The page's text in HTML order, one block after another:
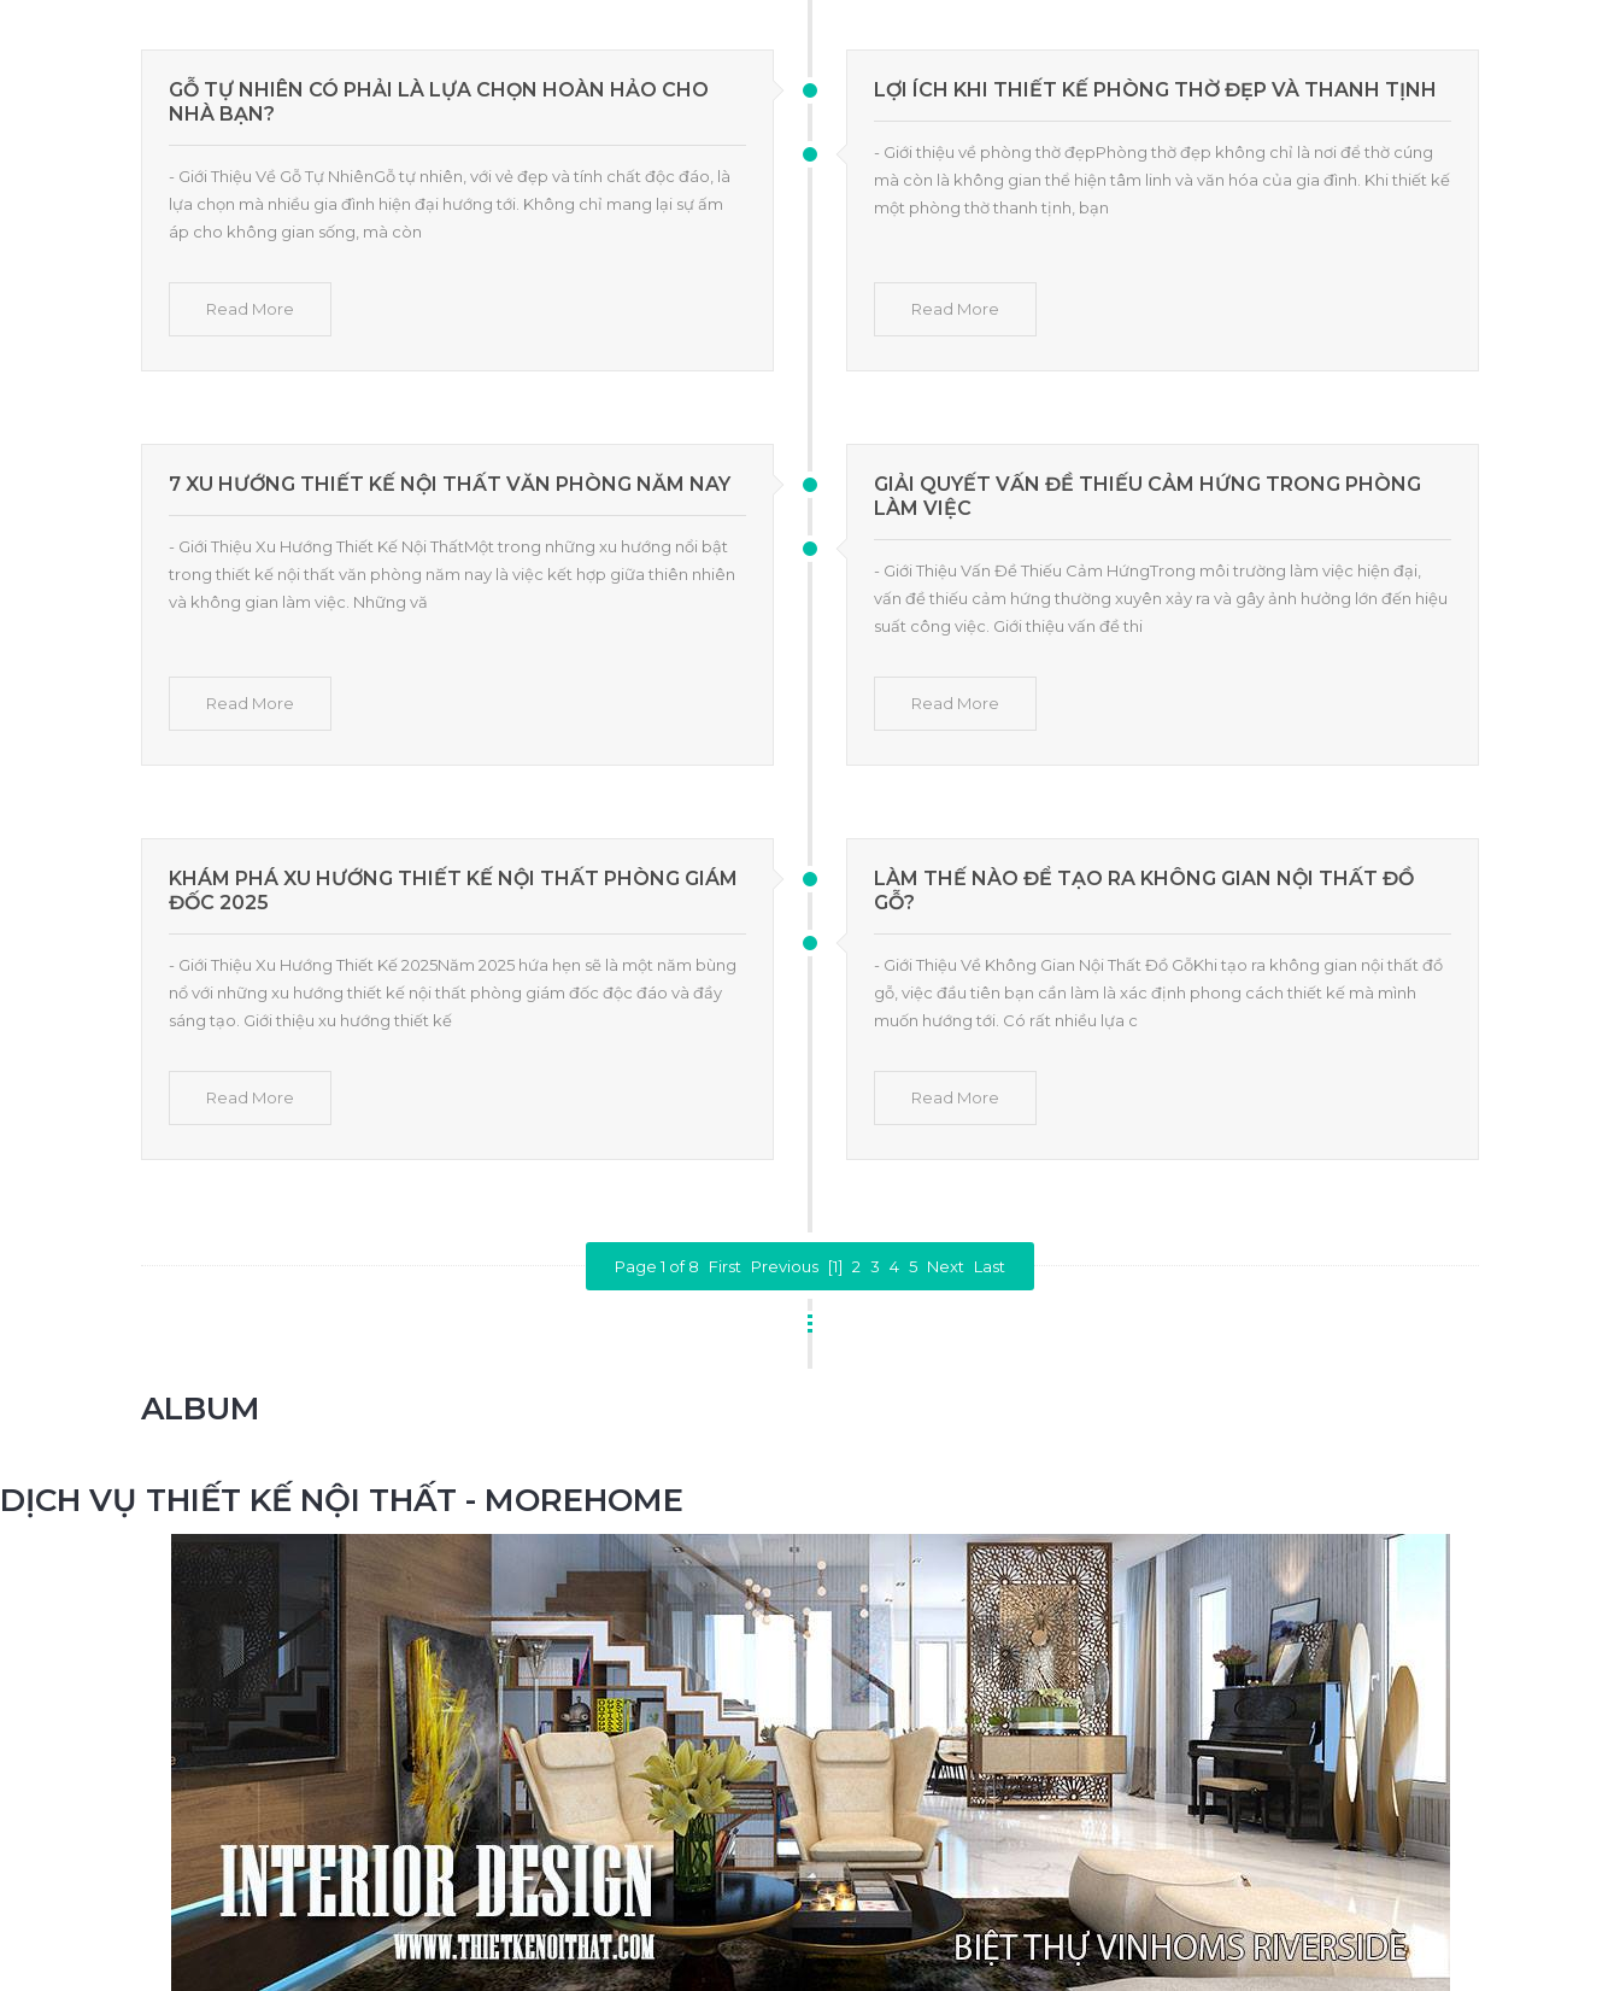
GỖ TỰ NHIÊN CÓ PHẢI LÀ LỰA CHỌN HOÀN HẢO CHO
NHÀ BẠN?
- Giới Thiệu Về Gỗ Tự NhiênGỗ tự nhiên, với vẻ đẹp và tính chất độc đáo, là
lựa chọn mà nhiều gia đình hiện đại hướng tới. Không chỉ mang lại sự ấm
áp cho không gian sống, mà còn
Read More
LỢI ÍCH KHI THIẾT KẾ PHÒNG THỜ ĐẸP VÀ THANH TỊNH
- Giới thiệu về phòng thờ đẹpPhòng thờ đẹp không chỉ là nơi để thờ cúng
mà còn là không gian thể hiện tâm linh và văn hóa của gia đình. Khi thiết kế
một phòng thờ thanh tịnh, bạn
Read More
7 XU HƯỚNG THIẾT KẾ NỘI THẤT VĂN PHÒNG NĂM NAY
- Giới Thiệu Xu Hướng Thiết Kế Nội ThấtMột trong những xu hướng nổi bật
trong thiết kế nội thất văn phòng năm nay là việc kết hợp giữa thiên nhiên
và không gian làm việc. Những vă
Read More
GIẢI QUYẾT VẤN ĐỀ THIẾU CẢM HỨNG TRONG PHÒNG
LÀM VIỆC
- Giới Thiệu Vấn Đề Thiếu Cảm HứngTrong môi trường làm việc hiện đại,
vấn đề thiếu cảm hứng thường xuyên xảy ra và gây ảnh hưởng lớn đến hiệu
suất công việc. Giới thiệu vấn đề thi
Read More
KHÁM PHÁ XU HƯỚNG THIẾT KẾ NỘI THẤT PHÒNG GIÁM
ĐỐC 2025
- Giới Thiệu Xu Hướng Thiết Kế 2025Năm 2025 hứa hẹn sẽ là một năm bùng
nổ với những xu hướng thiết kế nội thất phòng giám đốc độc đáo và đầy
sáng tạo. Giới thiệu xu hướng thiết kế
Read More
LÀM THẾ NÀO ĐỂ TẠO RA KHÔNG GIAN NỘI THẤT ĐỒ
GỖ?
- Giới Thiệu Về Không Gian Nội Thất Đồ GỗKhi tạo ra không gian nội thất đồ
gỗ, việc đầu tiên bạn cần làm là xác định phong cách thiết kế mà mình
muốn hướng tới. Có rất nhiều lựa c
Read More
Page 1 of 8 First Previous [1] 2 3 4 5 Next Last
ALBUM
DỊCH VỤ THIẾT KẾ NỘI THẤT - MOREHOME